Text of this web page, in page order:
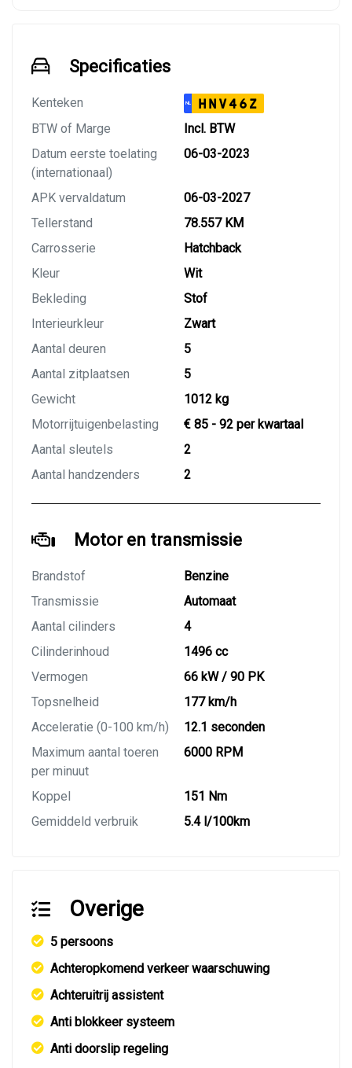
Specificaties
Kenteken NL HNV46Z
BTW of Marge
Incl. BTW
Datum eerste toelating
(internationaal)
06-03-2023
APK vervaldatum
06-03-2027
Tellerstand
78.557 KM
Carrosserie
Hatchback
Kleur
Wit
Bekleding
Stof
Interieurkleur
Zwart
Aantal deuren
5
Aantal zitplaatsen
5
Gewicht
1012 kg
Motorrijtuigenbelasting
€ 85 - 92 per kwartaal
Aantal sleutels
2
Aantal handzenders
2
Motor en transmissie
Brandstof
Benzine
Transmissie
Automaat
Aantal cilinders
4
Cilinderinhoud
1496 cc
Vermogen
66 kW / 90 PK
Topsnelheid
177 km/h
Acceleratie (0-100 km/h)
12.1 seconden
Maximum aantal toeren
per minuut
6000 RPM
Koppel
151 Nm
Gemiddeld verbruik
5.4 l/100km
Overige
5 persoons
Achteropkomend verkeer waarschuwing
Achteruitrij assistent
Anti blokkeer systeem
Anti doorslip regeling